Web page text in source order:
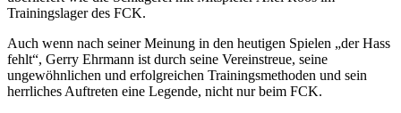
Trainingslager des FCK.
Auch wenn nach seiner Meinung in den heutigen Spielen „der Hass
fehlt“, Gerry Ehrmann ist durch seine Vereinstreue, seine
ungewöhnlichen und erfolgreichen Trainingsmethoden und sein
herrliches Auftreten eine Legende, nicht nur beim FCK.